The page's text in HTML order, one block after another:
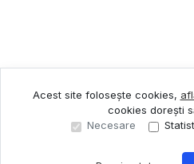
Acest site folosește cookies,
cookies dorești
Necesare